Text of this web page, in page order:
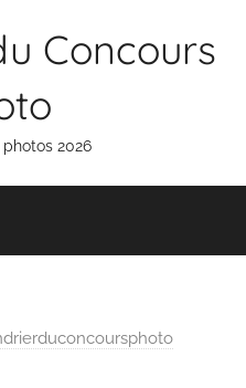
Concours
2026